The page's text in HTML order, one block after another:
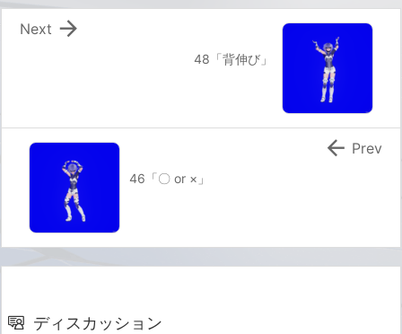
48「背伸び」

Next
46「〇 or ×」
 Prev
ディスカッション